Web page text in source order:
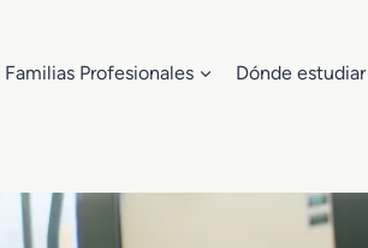
Familias Profesionales Dónde estudiar